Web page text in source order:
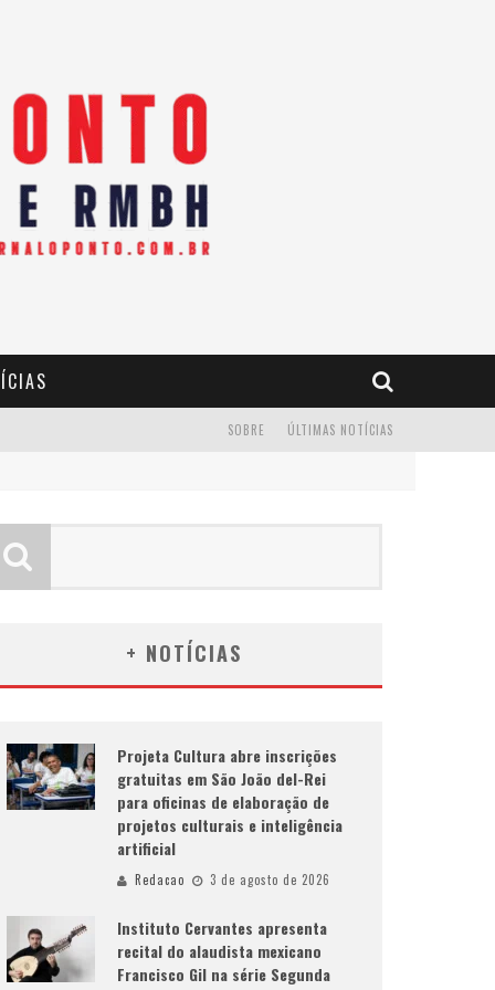
ÚLTIMAS NOTÍCIAS
SOBRE
+ NOTÍCIAS
Projeta Cultura abre inscrições
gratuitas em São João del-Rei
para oficinas de elaboração de
projetos culturais e inteligência
artificial
Redacao 3 de agosto de 2026
Instituto Cervantes apresenta
recital do alaudista mexicano
Francisco Gil na série Segunda